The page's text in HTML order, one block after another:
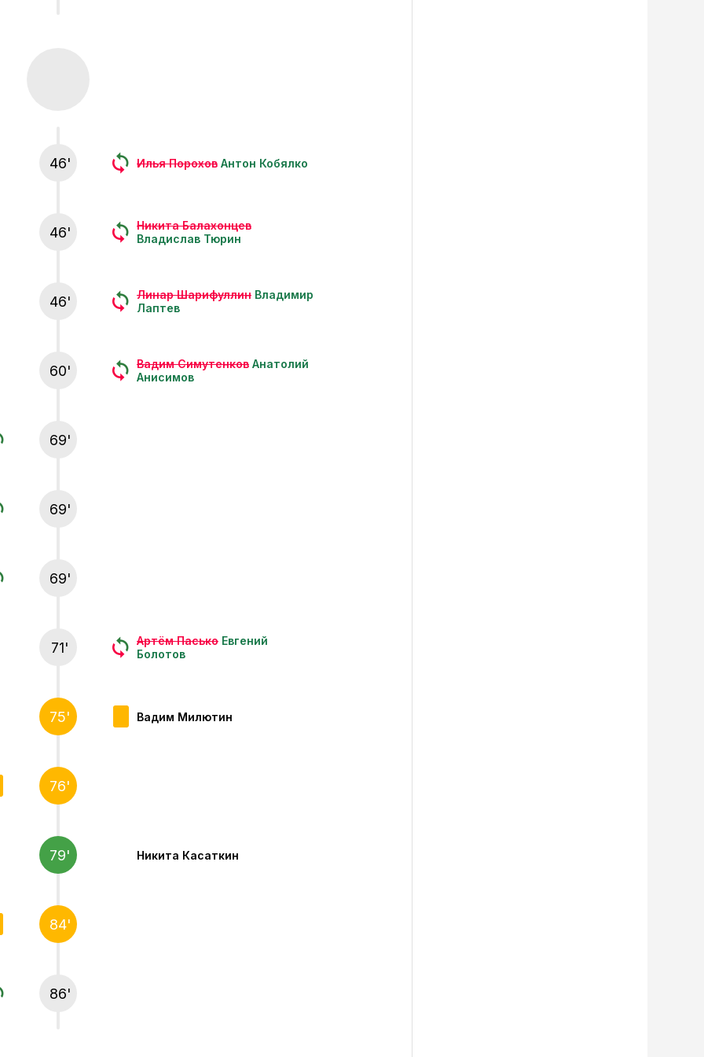
46' Илья Порохов Антон Кобялко
46'
Никита Балахонцев
Владислав Тюрин
46' Линар Шарифуллин Владимир
Лаптев
60' Вадим Симутенков Анатолий
Анисимов
69'
69'
69'
71' Артём Пасько Евгений
Болотов
75' Вадим Милютин
76'
79' Никита Касаткин
84'
86'